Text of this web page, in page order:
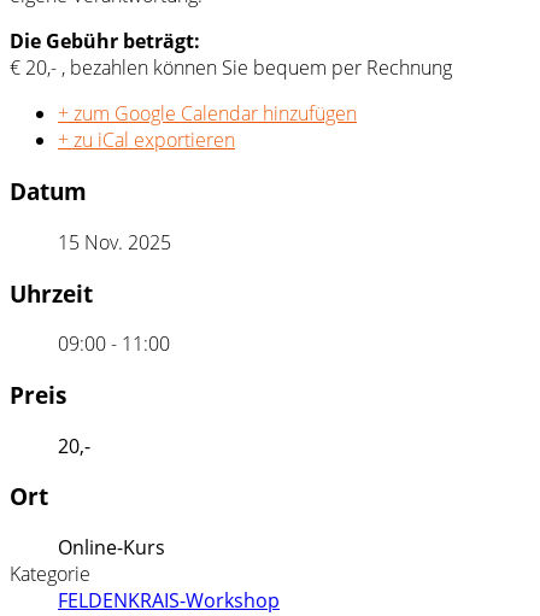
Die Gebühr beträgt:
€ 20,- , bezahlen können Sie bequem per Rechnung
+ zum Google Calendar hinzufügen
+ zu iCal exportieren
Datum
15 Nov. 2025
Uhrzeit
09:00 - 11:00
Preis
20,-
Ort
Online-Kurs
Kategorie
FELDENKRAIS-Workshop